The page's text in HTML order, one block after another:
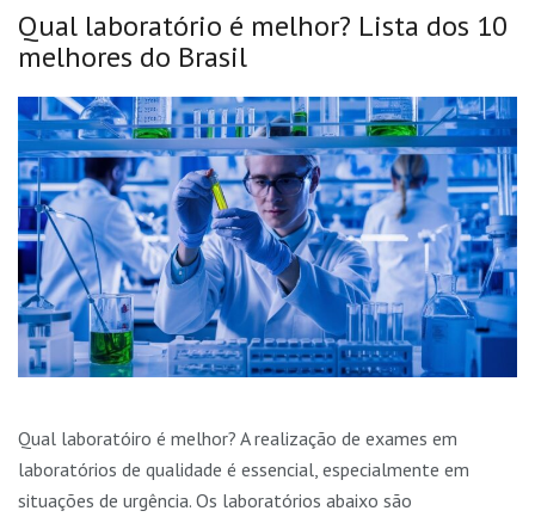
Qual laboratório é melhor? Lista dos 10
melhores do Brasil
Qual laboratóiro é melhor? A realização de exames em
laboratórios de qualidade é essencial, especialmente em
situações de urgência. Os laboratórios abaixo são